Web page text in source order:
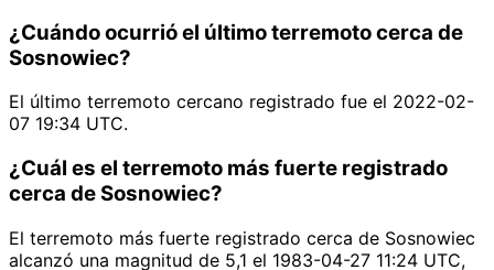
¿Cuándo ocurrió el último terremoto cerca de
Sosnowiec?
El último terremoto cercano registrado fue el 2022-02-
07 19:34 UTC.
¿Cuál es el terremoto más fuerte registrado
cerca de Sosnowiec?
El terremoto más fuerte registrado cerca de Sosnowiec
alcanzó una magnitud de 5,1 el 1983-04-27 11:24 UTC,